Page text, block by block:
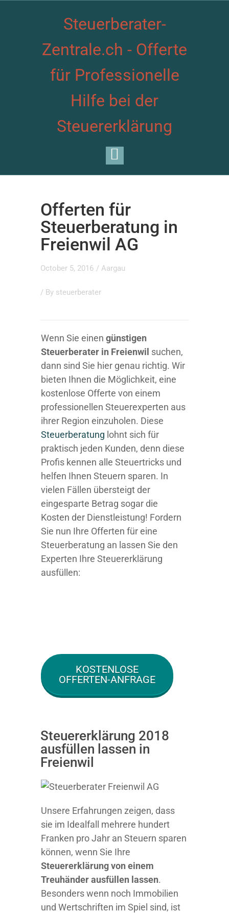
Steuerberater-
Zentrale.ch - Offerte
für Professionelle
Hilfe bei der
Steuererklärung
Offerten für
Steuerberatung in
Freienwil AG
October 5, 2016 / Aargau
/ By steuerberater
Wenn Sie einen günstigen
Steuerberater in Freienwil suchen,
dann sind Sie hier genau richtig. Wir
bieten Ihnen die Möglichkeit, eine
kostenlose Offerte von einem
professionellen Steuerexperten aus
ihrer Region einzuholen. Diese
Steuerberatung lohnt sich für
praktisch jeden Kunden, denn diese
Profis kennen alle Steuertricks und
helfen Ihnen Steuern sparen. In
vielen Fällen übersteigt der
eingesparte Betrag sogar die
Kosten der Dienstleistung! Fordern
Sie nun Ihre Offerten für eine
Steuerberatung an lassen Sie den
Experten Ihre Steuererklärung
ausfüllen:
KOSTENLOSE
OFFERTEN-ANFRAGE
Steuererklärung 2018
ausfüllen lassen in
Freienwil
Unsere Erfahrungen zeigen, dass
sie im Idealfall mehrere hundert
Franken pro Jahr an Steuern sparen
können, wenn Sie Ihre
Steuererklärung von einem
Treuhänder ausfüllen lassen.
Besonders wenn noch Immobilien
und Wertschriften im Spiel sind, ist